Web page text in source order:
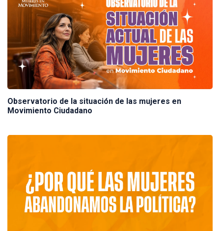
Observatorio de la situación de las mujeres en
Movimiento Ciudadano